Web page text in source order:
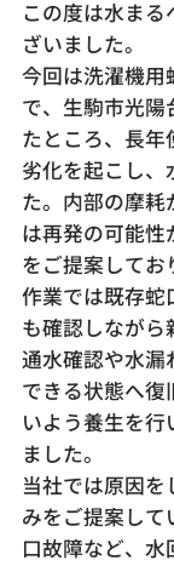
この度は水ま
ざいました。
今回は洗濯機用
で、生駒市光陽
たところ、長
劣化を起こし、
た。内部の摩
は再発の可能
をご提案してお
作業では既存蛇
も確認しなが
通水確認や水漏
できる状態へ
いよう養生を
ました。
当社では原因
みをご提案し
口故障など、